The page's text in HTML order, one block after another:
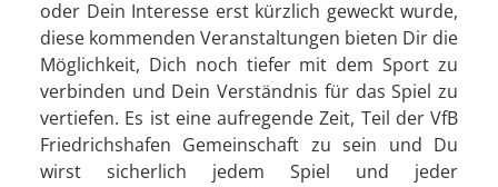
oder Dein Interesse erst kürzlich geweckt wurde,
diese kommenden Veranstaltungen bieten Dir die
Möglichkeit, Dich noch tiefer mit dem Sport zu
verbinden und Dein Verständnis für das Spiel zu
vertiefen. Es ist eine aufregende Zeit, Teil der VfB
Friedrichshafen Gemeinschaft zu sein und Du
wirst sicherlich jedem Spiel und jeder